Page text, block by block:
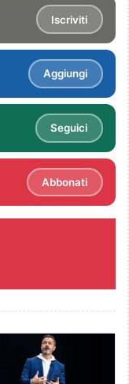
Iscriviti
Aggiungi
Seguici
Abbonati